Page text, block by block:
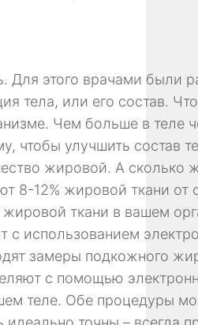
Для этого врачами были
тела, или его состав.
Чем больше в
чтобы улучшить
жировой. А сколько
8-12% жировой ткани
жировой ткани в вашем
с использованием
замеры подкожного
с помощью
теле. Обе процедуры